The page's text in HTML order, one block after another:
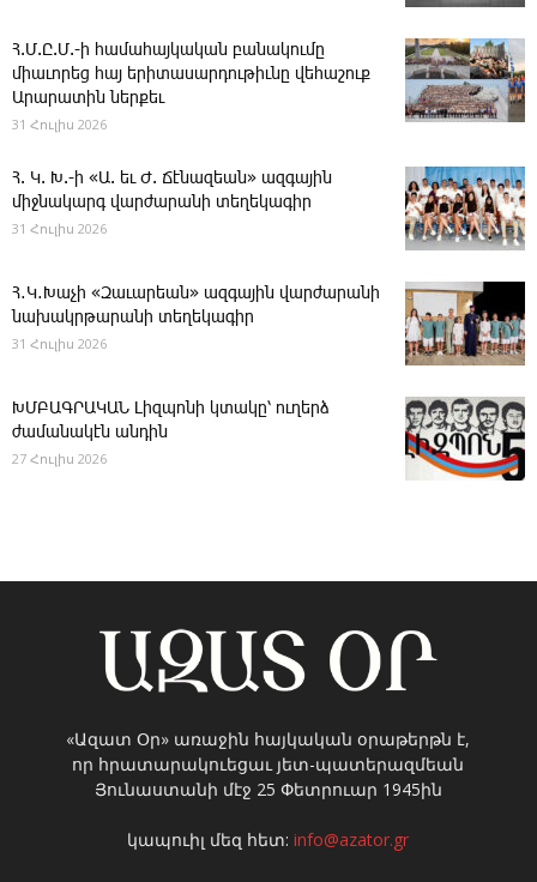
Հ.Մ.Ը.Մ.-ի համահայկական բանակումը
միաւորեց հայ երիտասարդութիւնը վեհաշուք
Արարատին ներքեւ
31 Հուլիս 2026
Հ. Կ. Խ.-ի «Ա. եւ Ժ. ­Ճէնազեան» ազգային
միջնակարգ վարժարանի տեղեկագիր
31 Հուլիս 2026
Հ․Կ․Խաչի «Զաւարեան» ազգային վարժարանի
նախակրթարանի տեղեկագիր
31 Հուլիս 2026
ԽՄԲԱԳՐԱԿԱՆ ­Լիզպոնի կտակը՝ ուղերձ
ժամանակէն անդին
27 Հուլիս 2026
«Ազատ Օր» առաջին հայկական օրաթերթն է,
որ հրատարակուեցաւ յետ-պատերազմեան
Յունաստանի մէջ 25 Փետրուար 1945ին
կապուիլ մեզ հետ:info@azator.gr